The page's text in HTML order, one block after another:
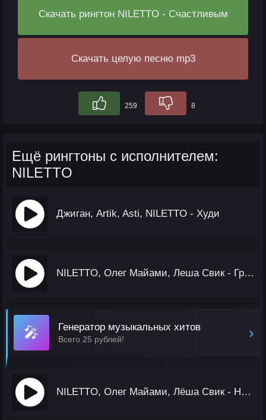
Скачать рингтон NILETTO - Счастливым
Скачать целую песню mp3
259 8
Ещё рингтоны с исполнителем:
NILETTO
Джиган, Artik, Asti, NILETTO - Худи
NILETTO, Олег Майами, Леша Свик - Громче Города
🎤 Генератор музыкальных хитов
Всего 25 рублей! ›
NILETTO, Олег Майами, Лёша Свик - Не Вспоминай